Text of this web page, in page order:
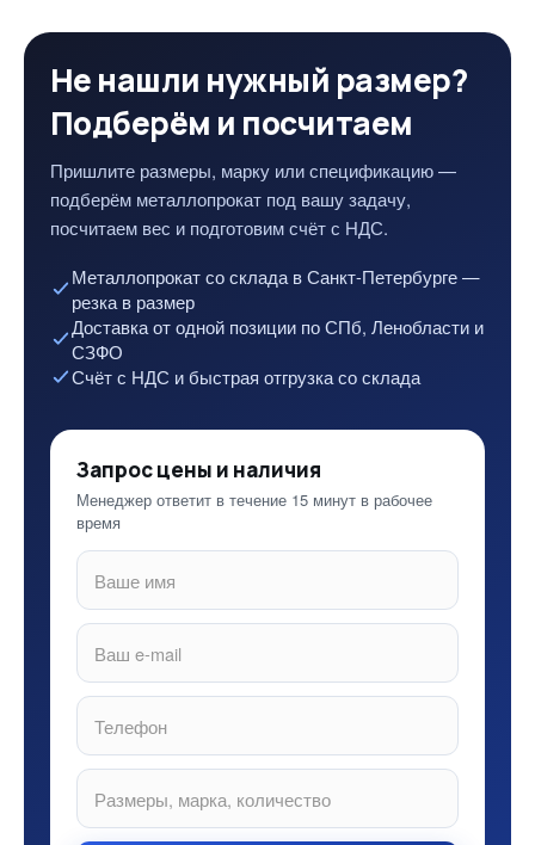
Не нашли нужный размер?
Подберём и посчитаем
Пришлите размеры, марку или спецификацию —
подберём металлопрокат под вашу задачу,
посчитаем вес и подготовим счёт с НДС.
Металлопрокат со склада в Санкт-Петербурге —
резка в размер
Доставка от одной позиции по СПб, Ленобласти и
СЗФО
Счёт с НДС и быстрая отгрузка со склада
Запрос цены и наличия
Менеджер ответит в течение 15 минут в рабочее
время